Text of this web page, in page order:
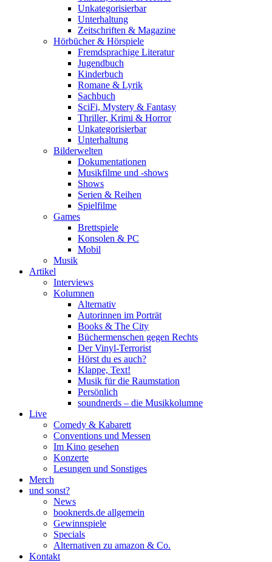
Unkategorisierbar
Unterhaltung
Zeitschriften & Magazine
Hörbücher & Hörspiele
Fremdsprachige Literatur
Jugendbuch
Kinderbuch
Romane & Lyrik
Sachbuch
SciFi, Mystery & Fantasy
Thriller, Krimi & Horror
Unkategorisierbar
Unterhaltung
Bilderwelten
Dokumentationen
Musikfilme und -shows
Shows
Serien & Reihen
Spielfilme
Games
Brettspiele
Konsolen & PC
Mobil
Musik
Artikel
Interviews
Kolumnen
Alternativ
Autorinnen im Porträt
Books & The City
Büchermenschen gegen Rechts
Der Vinyl-Terrorist
Hörst du es auch?
Klappe, Text!
Musik für die Raumstation
Persönlich
soundnerds – die Musikkolumne
Live
Comedy & Kabarett
Conventions und Messen
Im Kino gesehen
Konzerte
Lesungen und Sonstiges
Merch
und sonst?
News
booknerds.de allgemein
Gewinnspiele
Specials
Alternativen zu amazon & Co.
Kontakt